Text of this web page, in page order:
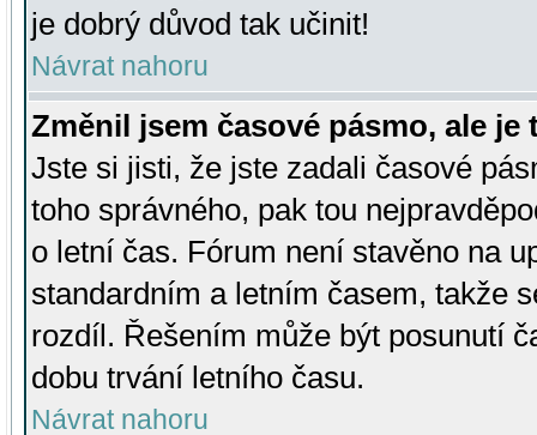
je dobrý důvod tak učinit!
Návrat nahoru
Změnil jsem časové pásmo, ale je
Jste si jisti, že jste zadali časové
toho správného, pak tou
o letní čas. Fórum není stavěno na
standardním a letním časem, takže
rozdíl. Řešením může být posunutí
dobu trvání letního času.
Návrat nahoru